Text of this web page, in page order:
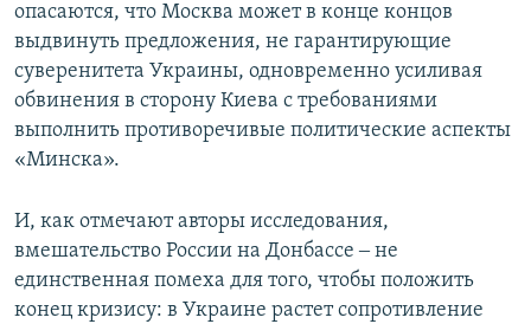
опасаются, что Москва может в конце концов
выдвинуть предложения, не гарантирующие
суверенитета Украины, одновременно усиливая
обвинения в сторону Киева с требованиями
выполнить противоречивые политические аспекты
«Минска».
И, как отмечают авторы исследования,
вмешательство России на Донбассе ‒ не
единственная помеха для того, чтобы положить
конец кризису: в Украине растет сопротивление